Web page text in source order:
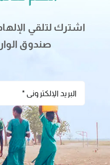
اشترك لتلقي
صندوق